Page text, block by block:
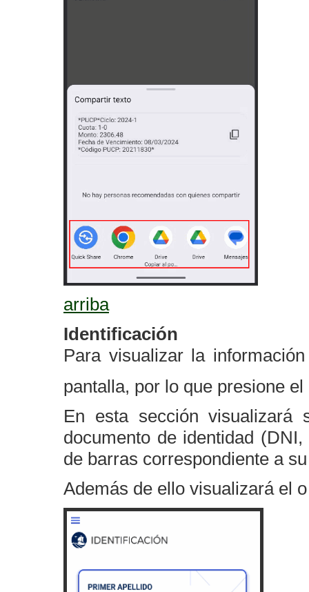
arriba
Identificación
Para visualizar la
pantalla, por lo que presione
En esta sección
documento de identidad
de barras correspondiente a
Además de ello visualizará el